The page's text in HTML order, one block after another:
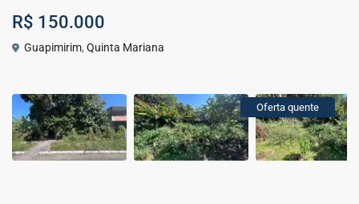
R$ 150.000
Guapimirim,Quinta Mariana
Oferta quente